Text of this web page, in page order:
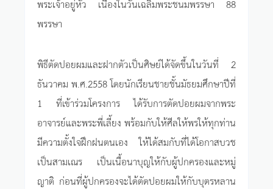
พระเจ้าอยู่หัว เนื่องในวันเฉลิมพระชนมพรรษา 88
พรรษา
พิธีตัดปอยผมและฝากตัวเป็นศิษย์ได้จัดขึ้นในวันที่ 2
ธันวาคม พ.ศ.2558 โดยนักเรียนชายชั้นมัธยมศึกษาปีที่
1 ที่เข้าร่วมโครงการ ได้รับการตัดปอยผมจากพระ
อาจารย์และพระพี่เลี้ยง พร้อมกับให้ศีลให้พรให้ทุกท่าน
มีความตั้งใจฝึกฝนตนเอง ให้ได้สมกับที่ได้โอกาสบวช
เป็นสามเณร เป็นเนื้อนาบุญให้กับผู้ปกครองและหมู่
ญาติ ก่อนที่ผู้ปกครองจะได้ตัดปอยผมให้กับบุตรหลาน